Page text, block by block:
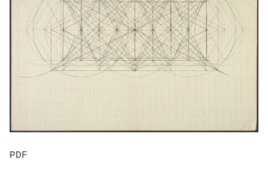
PDF